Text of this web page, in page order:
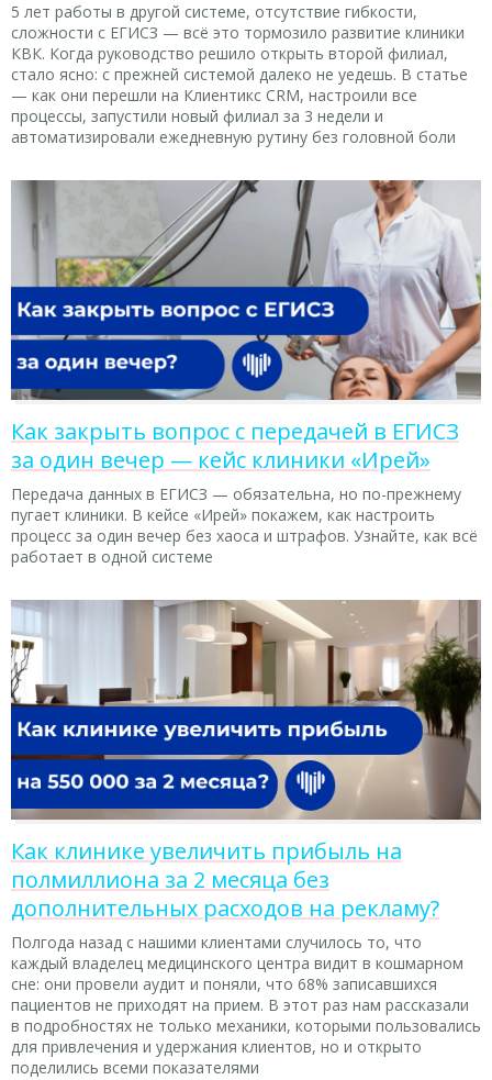
5 лет работы в другой системе, отсутствие гибкости,
сложности с ЕГИСЗ — всё это тормозило развитие клиники
КВК. Когда руководство решило открыть второй филиал,
стало ясно: с прежней системой далеко не уедешь. В статье
— как они перешли на Клиентикс CRM, настроили все
процессы, запустили новый филиал за 3 недели и
автоматизировали ежедневную рутину без головной боли
Как закрыть вопрос с передачей в ЕГИСЗ
за один вечер — кейс клиники «Ирей»
Передача данных в ЕГИСЗ — обязательна, но по-прежнему
пугает клиники. В кейсе «Ирей» покажем, как настроить
процесс за один вечер без хаоса и штрафов. Узнайте, как всё
работает в одной системе
Как клинике увеличить прибыль на
полмиллиона за 2 месяца без
дополнительных расходов на рекламу?
Полгода назад с нашими клиентами случилось то, что
каждый владелец медицинского центра видит в кошмарном
сне: они провели аудит и поняли, что 68% записавшихся
пациентов не приходят на прием. В этот раз нам рассказали
в подробностях не только механики, которыми пользовались
для привлечения и удержания клиентов, но и открыто
поделились всеми показателями